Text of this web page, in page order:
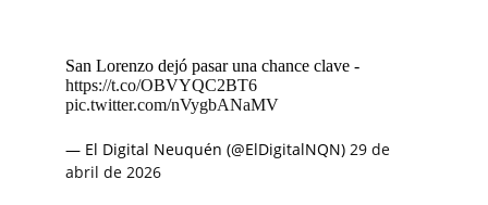
San Lorenzo dejó pasar una chance clave -
https://t.co/OBVYQC2BT6
pic.twitter.com/nVygbANaMV
— El Digital Neuquén (@ElDigitalNQN) 29 de
abril de 2026